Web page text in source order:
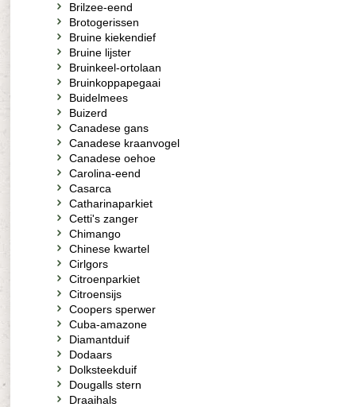
Brilzee-eend
Brotogerissen
Bruine kiekendief
Bruine lijster
Bruinkeel-ortolaan
Bruinkoppapegaai
Buidelmees
Buizerd
Canadese gans
Canadese kraanvogel
Canadese oehoe
Carolina-eend
Casarca
Catharinaparkiet
Cetti's zanger
Chimango
Chinese kwartel
Cirlgors
Citroenparkiet
Citroensijs
Coopers sperwer
Cuba-amazone
Diamantduif
Dodaars
Dolksteekduif
Dougalls stern
Draaihals